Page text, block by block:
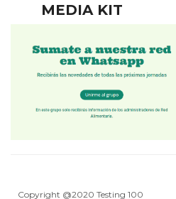
MEDIA KIT
Copyright @2020 Testing 100